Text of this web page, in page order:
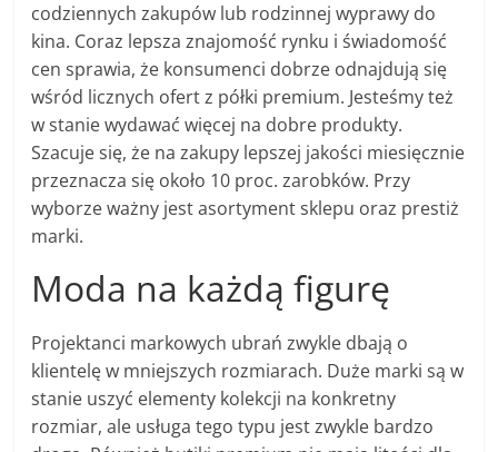
codziennych zakupów lub rodzinnej wyprawy do
kina. Coraz lepsza znajomość rynku i świadomość
cen sprawia, że konsumenci dobrze odnajdują się
wśród licznych ofert z półki premium. Jesteśmy też
w stanie wydawać więcej na dobre produkty.
Szacuje się, że na zakupy lepszej jakości miesięcznie
przeznacza się około 10 proc. zarobków. Przy
wyborze ważny jest asortyment sklepu oraz prestiż
marki.
Moda na każdą figurę
Projektanci markowych ubrań zwykle dbają o
klientelę w mniejszych rozmiarach. Duże marki są w
stanie uszyć elementy kolekcji na konkretny
rozmiar, ale usługa tego typu jest zwykle bardzo